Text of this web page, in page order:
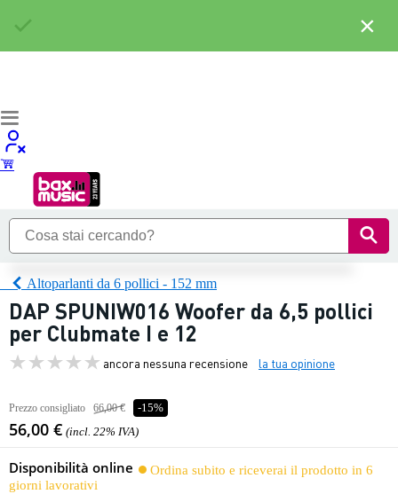
Altoparlanti da 6 pollici - 152 mm
DAP SPUNIW016 Woofer da 6,5 pollici
per Clubmate I e 12
ancora nessuna recensione la tua opinione
Prezzo consigliato 66,00 € -15%
56,00 € (incl. 22% IVA)
Disponibilità online
Ordina subito e riceverai il prodotto in 6
giorni lavorativi
×